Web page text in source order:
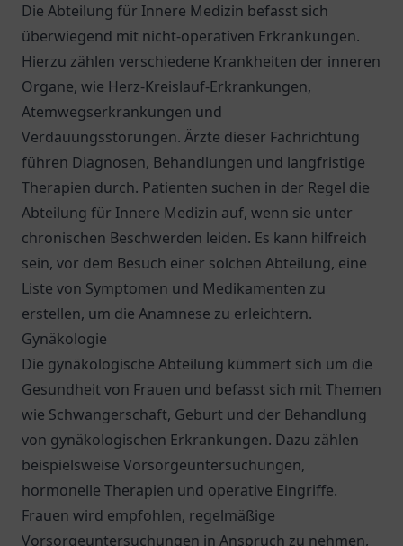
Die Abteilung für Innere Medizin befasst sich
überwiegend mit nicht-operativen Erkrankungen.
Hierzu zählen verschiedene Krankheiten der inneren
Organe, wie Herz-Kreislauf-Erkrankungen,
Atemwegserkrankungen und
Verdauungsstörungen. Ärzte dieser Fachrichtung
führen Diagnosen, Behandlungen und langfristige
Therapien durch. Patienten suchen in der Regel die
Abteilung für Innere Medizin auf, wenn sie unter
chronischen Beschwerden leiden. Es kann hilfreich
sein, vor dem Besuch einer solchen Abteilung, eine
Liste von Symptomen und Medikamenten zu
erstellen, um die Anamnese zu erleichtern.
Gynäkologie
Die gynäkologische Abteilung kümmert sich um die
Gesundheit von Frauen und befasst sich mit Themen
wie Schwangerschaft, Geburt und der Behandlung
von gynäkologischen Erkrankungen. Dazu zählen
beispielsweise Vorsorgeuntersuchungen,
hormonelle Therapien und operative Eingriffe.
Frauen wird empfohlen, regelmäßige
Vorsorgeuntersuchungen in Anspruch zu nehmen,